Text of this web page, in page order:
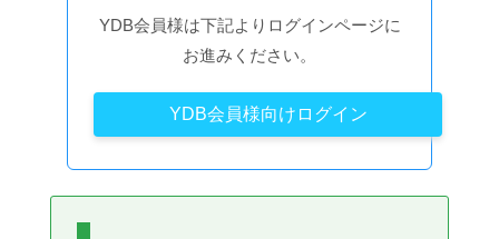
YDB会員様は下記よりログインページに
お進みください。
YDB会員様向けログイン